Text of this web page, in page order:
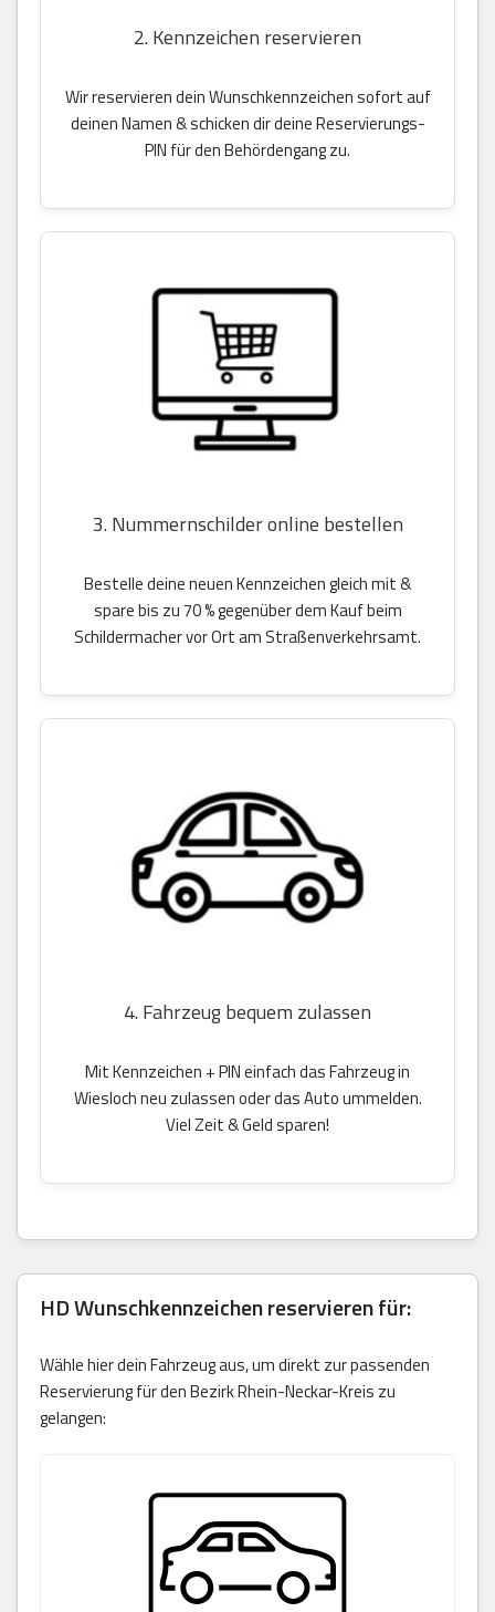
2. Kennzeichen reservieren
Wir reservieren dein Wunschkennzeichen sofort auf
deinen Namen & schicken dir deine Reservierungs-
PIN für den Behördengang zu.
3. Nummernschilder online bestellen
Bestelle deine neuen Kennzeichen gleich mit &
spare bis zu 70 % gegenüber dem Kauf beim
Schildermacher vor Ort am Straßenverkehrsamt.
4. Fahrzeug bequem zulassen
Mit Kennzeichen + PIN einfach das Fahrzeug in
Wiesloch neu zulassen oder das Auto ummelden.
Viel Zeit & Geld sparen!
HD Wunschkennzeichen reservieren für:
Wähle hier dein Fahrzeug aus, um direkt zur passenden
Reservierung für den Bezirk Rhein-Neckar-Kreis zu
gelangen: